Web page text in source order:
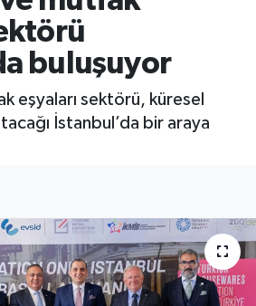
buluşuyor
eşyaları sektörü, küresel
İstanbul’da bir araya
Durumu ve Fikstür